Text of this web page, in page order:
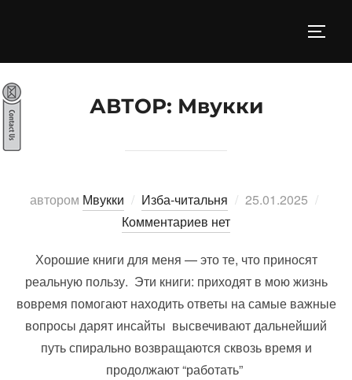
АВТОР: Мвукки
автором Мвукки Изба-читальня Опубликовано
25.01.2025
Комментариев нет
Хорошие книги для меня — это те, что приносят
реальную пользу. Эти книги: приходят в мою жизнь
вовремя помогают находить ответы на самые важные
вопросы дарят инсайты высвечивают дальнейший
путь спирально возвращаются сквозь время и
продолжают “работать”